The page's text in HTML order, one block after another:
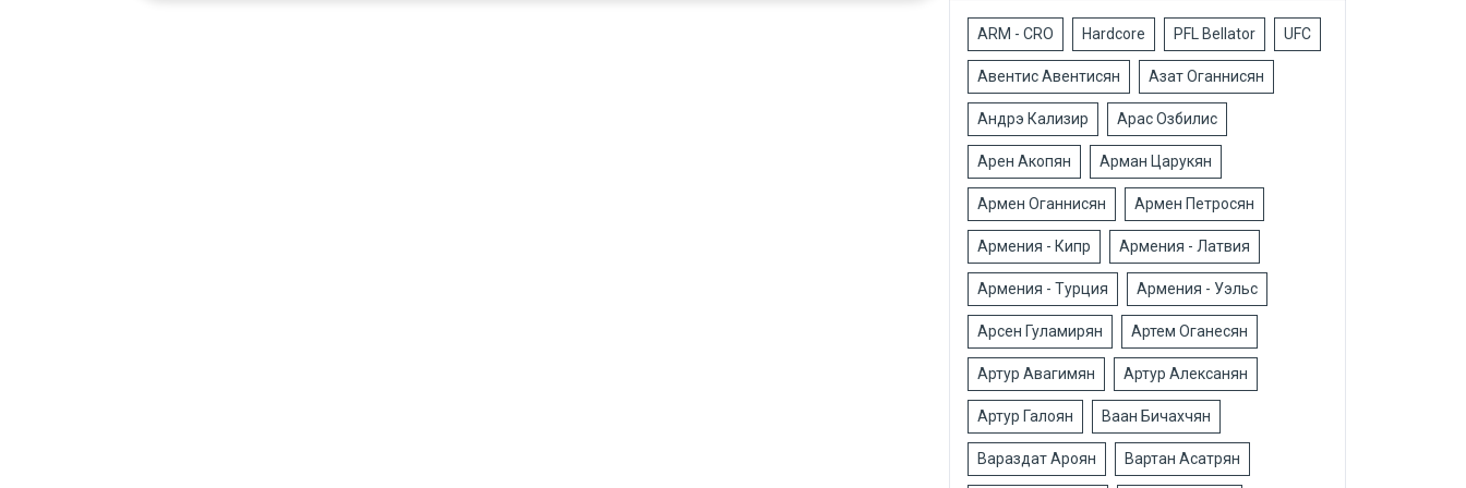
ARM - CRO Hardcore PFL Bellator UFC
Авентис Авентисян Азат Оганнисян
Андрэ Кализир Арас Озбилис
Арен Акопян Арман Царукян
Армен Оганнисян Армен Петросян
Армения - Кипр Армения - Латвия
Армения - Турция Армения - Уэльс
Арсен Гуламирян Артем Оганесян
Артур Авагимян Артур Алексанян
Артур Галоян Ваан Бичахчян
Вараздат Ароян Вартан Асатрян